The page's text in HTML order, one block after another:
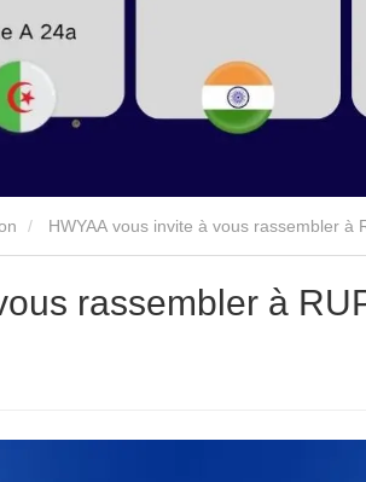
HWYAA vous invite à vous rassembler à
rassembler à